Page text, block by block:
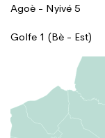
Agoè - Nyivé 5
Golfe 1 (Bè - Est)